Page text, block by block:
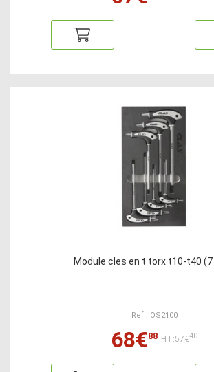
Module cles en t torx t10-t40
Ref : OS2100
68€88 HT:57€40